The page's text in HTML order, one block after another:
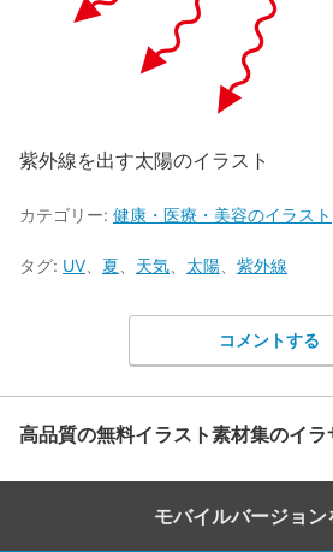
紫外線を出す太陽のイラスト
カテゴリー: 健康・医療・美容のイラスト
タグ: UV 夏 天気 太陽 紫外線
コメントする
高品質の無料イラスト素材集のイ
モバイルバージョン